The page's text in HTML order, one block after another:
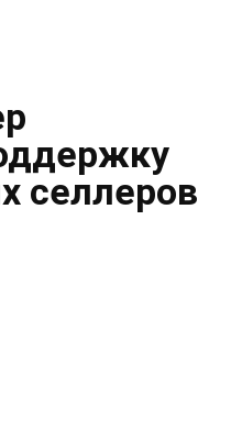
селлеров